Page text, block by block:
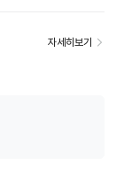
자세히보기